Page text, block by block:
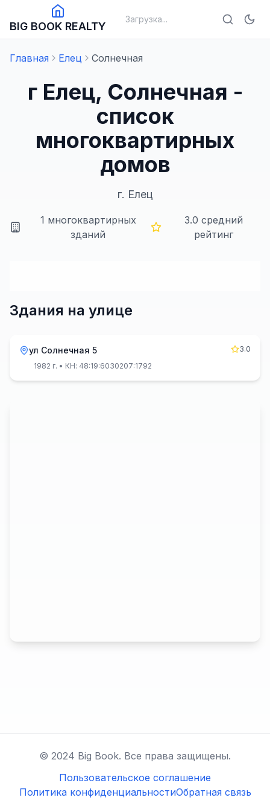
BIG BOOK REALTY
Загрузка...
Главная Елец Солнечная
г Елец, Солнечная -
список
многоквартирных
домов
г. Елец
1 многоквартирных
зданий
3.0 средний
рейтинг
Здания на улице
ул Солнечная 5
3.0
1982 г. • КН: 48:19:6030207:1792
© 2024 Big Book. Все права защищены.
Пользовательское соглашение
Политика конфиденциальностиОбратная связь